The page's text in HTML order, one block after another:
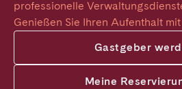
professionelle
Genießen Sie Ihren Aufenthalt
Gastgeber
Meine